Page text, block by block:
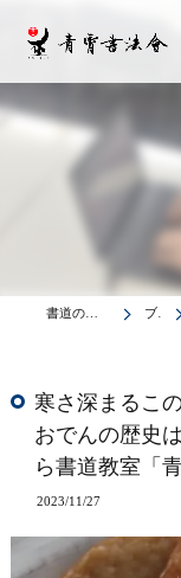
書道の教室は青霄書法会 ブログ
寒さ深まるこ
おでんの歴史
ら書道教室「
2023/11/27